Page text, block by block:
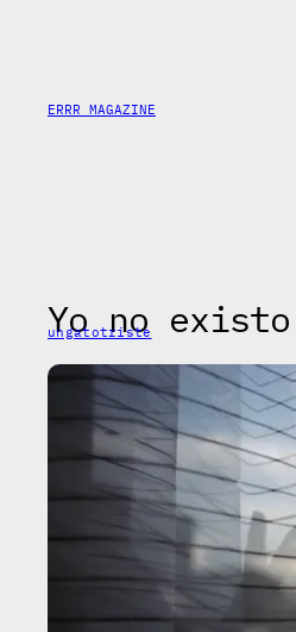
ERRR MAGAZINE
Yo no existo
ungatotriste